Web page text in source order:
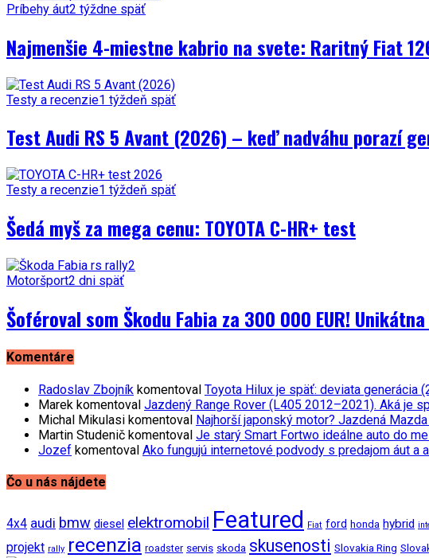
Príbehy áut2 týždne späť
Najmenšie 4-miestne kabrio na svete: Raritný Fiat
Testy a recenzie1 týždeň späť
Test Audi RS 5 Avant (2026) – keď nadváhu porazí
Testy a recenzie1 týždeň späť
Šedá myš za mega cenu: TOYOTA C-HR+ test
Motoršport2 dni späť
Šoféroval som Škodu Fabia za 300 000 EUR!
Komentáre
Radoslav Zbojník komentoval Toyota Hilux je späť: deviata generácia
Marek komentoval Jazdený Range Rover (L405 2012–2021). Aká je
Michal Mikulasi komentoval Najhorší japonský motor? Jazdená
Martin Studenič komentoval Je starý Smart Fortwo ideálne auto do
Jozef komentoval Ako fungujú internetové podvody s predajom áut a
Čo u nás nájdete
4x4 audi bmw diesel elektromobil Featured Fiat ford honda hybrid
projekt rally recenzia roadster servis skoda skusenosti Slovakia Ring